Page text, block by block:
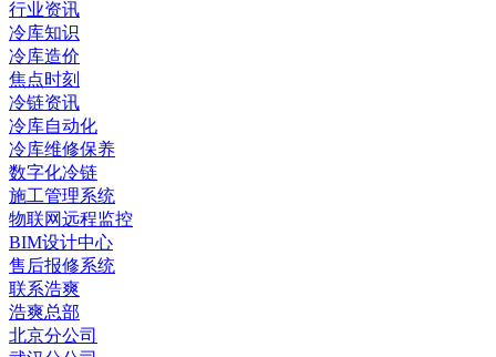
行业资讯
冷库知识
冷库造价
焦点时刻
冷链资讯
冷库自动化
冷库维修保养
数字化冷链
施工管理系统
物联网远程监控
BIM设计中心
售后报修系统
联系浩爽
浩爽总部
北京分公司